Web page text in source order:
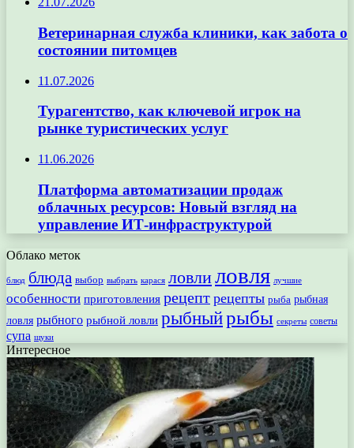
Ветеринарная служба клиники, как забота о
состоянии питомцев
11.07.2026
Турагентство, как ключевой игрок на
рынке туристических услуг
11.06.2026
Платформа автоматизации продаж
облачных ресурсов: Новый взгляд на
управление ИТ-инфраструктурой
Облако меток
блюд блюда выбор выбрать карася ловлиловля лучшие
особенности приготовления рецепт рецепты рыба рыбная
ловля рыбного рыбной ловли рыбныйрыбы секреты советы
супа щуки
Интересное